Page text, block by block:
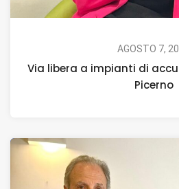
AGOSTO 7,
Via libera a impianti di
Picerno